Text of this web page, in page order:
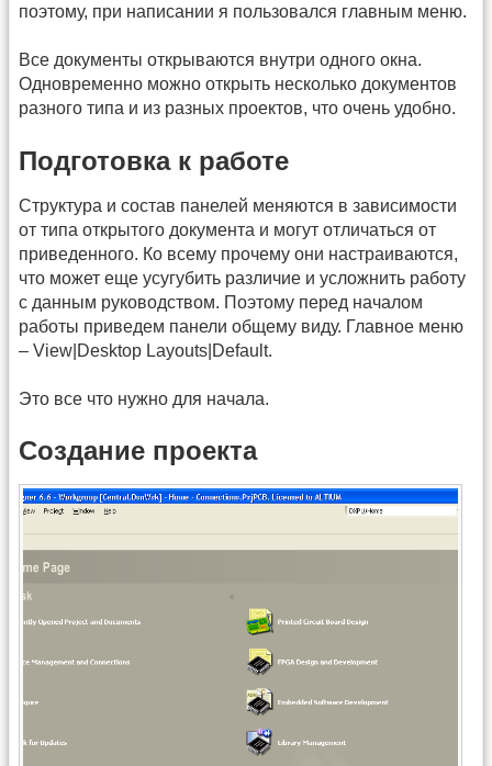
поэтому, при написании я пользовался главным меню.
Все документы открываются внутри одного окна.
Одновременно можно открыть несколько документов
разного типа и из разных проектов, что очень удобно.
Подготовка к работе
Структура и состав панелей меняются в зависимости
от типа открытого документа и могут отличаться от
приведенного. Ко всему прочему они настраиваются,
что может еще усугубить различие и усложнить работу
с данным руководством. Поэтому перед началом
работы приведем панели общему виду. Главное меню
– View|Desktop Layouts|Default.
Это все что нужно для начала.
Создание проекта